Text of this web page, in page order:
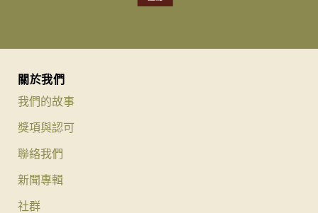
關於我們
我們的故事
獎項與認可
聯絡我們
新聞專輯
社群